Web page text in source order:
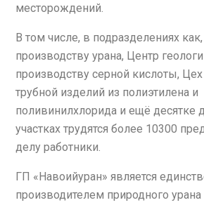
месторождений.
В том числе, в подразделениях
производству урана, Центр
производству серной кислоты,
трубной изделий из полиэтилена и
поливинилхлорида и ещё десятке
участках трудятся более 10300
делу работники.
ГП «Навоийуран» является
производителем природного